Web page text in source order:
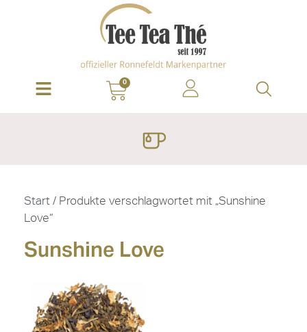
0
Start / Produkte verschlagwortet mit „Sunshine
Love“
Sunshine Love